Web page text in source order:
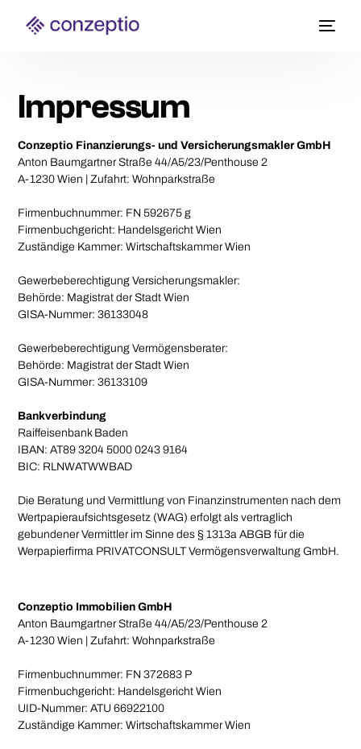
Impressum
Conzeptio Finanzierungs- und Versicherungsmakler GmbH
Anton Baumgartner Straße 44/A5/23/Penthouse 2
A-1230 Wien | Zufahrt: Wohnparkstraße
Firmenbuchnummer: FN 592675 g
Firmenbuchgericht: Handelsgericht Wien
Zuständige Kammer: Wirtschaftskammer Wien
Gewerbeberechtigung Versicherungsmakler:
Behörde: Magistrat der Stadt Wien
GISA-Nummer: 36133048
Gewerbeberechtigung Vermögensberater:
Behörde: Magistrat der Stadt Wien
GISA-Nummer: 36133109
Bankverbindung
Raiffeisenbank Baden
IBAN: AT89 3204 5000 0243 9164
BIC: RLNWATWWBAD
Die Beratung und Vermittlung von Finanzinstrumenten nach dem
Wertpapieraufsichtsgesetz (WAG) erfolgt als vertraglich
gebundener Vermittler im Sinne des § 1313a ABGB für die
Werpapierfirma PRIVATCONSULT Vermögensverwaltung GmbH.
Conzeptio Immobilien GmbH
Anton Baumgartner Straße 44/A5/23/Penthouse 2
A-1230 Wien | Zufahrt: Wohnparkstraße
Firmenbuchnummer: FN 372683 P
Firmenbuchgericht: Handelsgericht Wien
UID-Nummer: ATU 66922100
Zuständige Kammer: Wirtschaftskammer Wien